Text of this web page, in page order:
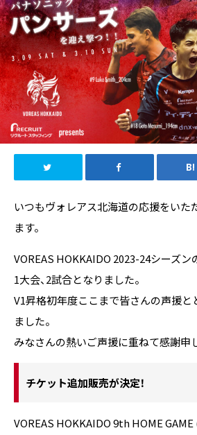
いつもヴォレアス北海道の応援をいた
ます。
VOREAS HOKKAIDO 2023-24シーズ
1大会、2試合となりました。
V1昇格初年度ここまで皆さんの声援と
ました。
みなさんの熱いご声援に重ねて感謝申
チケット追加販売が決定！
VOREAS HOKKAIDO 9th HOME GAME